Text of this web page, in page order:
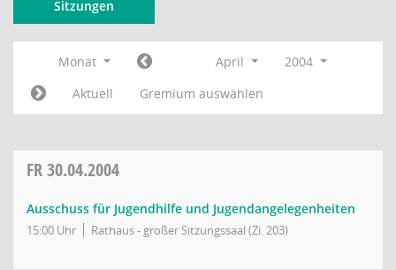
Sitzungen
Monat April
2004
Aktuell
Gremium auswählen
FR30.04.2004
Ausschuss für Jugendhilfe und Jugendangelegenheiten
15:00 Uhr Rathaus - großer Sitzungssaal (Zi. 203)